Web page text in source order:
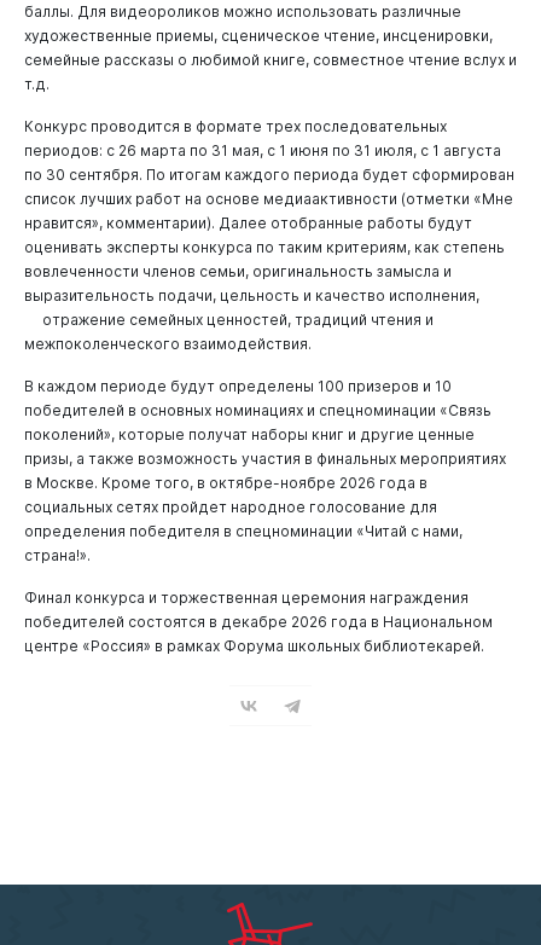
баллы. Для видеороликов можно использовать различные
художественные приемы, сценическое чтение, инсценировки,
семейные рассказы о любимой книге, совместное чтение вслух и
т.д.
Конкурс проводится в формате трех последовательных
периодов: с 26 марта по 31 мая, с 1 июня по 31 июля, с 1 августа
по 30 сентября. По итогам каждого периода будет сформирован
список лучших работ на основе медиаактивности (отметки «Мне
нравится», комментарии). Далее отобранные работы будут
оценивать эксперты конкурса по таким критериям, как степень
вовлеченности членов семьи, оригинальность замысла и
выразительность подачи, цельность и качество исполнения,
отражение семейных ценностей, традиций чтения и
межпоколенческого взаимодействия.
В каждом периоде будут определены 100 призеров и 10
победителей в основных номинациях и спецноминации «Связь
поколений», которые получат наборы книг и другие ценные
призы, а также возможность участия в финальных мероприятиях
в Москве. Кроме того, в октябре-ноябре 2026 года в
социальных сетях пройдет народное голосование для
определения победителя в спецноминации «Читай с нами,
страна!».
Финал конкурса и торжественная церемония награждения
победителей состоятся в декабре 2026 года в Национальном
центре «Россия» в рамках Форума школьных библиотекарей.